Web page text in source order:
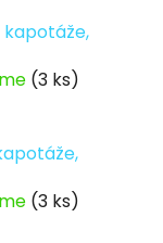
kapotáže,
(3 ks)
(3 ks)